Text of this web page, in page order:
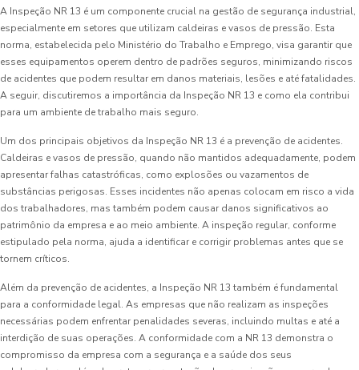
A Inspeção NR 13 é um componente crucial na gestão de segurança industrial,
especialmente em setores que utilizam caldeiras e vasos de pressão. Esta
norma, estabelecida pelo Ministério do Trabalho e Emprego, visa garantir que
esses equipamentos operem dentro de padrões seguros, minimizando riscos
de acidentes que podem resultar em danos materiais, lesões e até fatalidades.
A seguir, discutiremos a importância da Inspeção NR 13 e como ela contribui
para um ambiente de trabalho mais seguro.
Um dos principais objetivos da Inspeção NR 13 é a prevenção de acidentes.
Caldeiras e vasos de pressão, quando não mantidos adequadamente, podem
apresentar falhas catastróficas, como explosões ou vazamentos de
substâncias perigosas. Esses incidentes não apenas colocam em risco a vida
dos trabalhadores, mas também podem causar danos significativos ao
patrimônio da empresa e ao meio ambiente. A inspeção regular, conforme
estipulado pela norma, ajuda a identificar e corrigir problemas antes que se
tornem críticos.
Além da prevenção de acidentes, a Inspeção NR 13 também é fundamental
para a conformidade legal. As empresas que não realizam as inspeções
necessárias podem enfrentar penalidades severas, incluindo multas e até a
interdição de suas operações. A conformidade com a NR 13 demonstra o
compromisso da empresa com a segurança e a saúde dos seus